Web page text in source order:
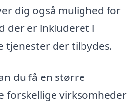
dig også mulighed for
der er inkluderet i
tjenester der tilbydes.
du få en større
forskellige virksomheder